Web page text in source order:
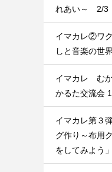
れあい～ 2/3
イマカレ②ワ
しと音楽の世
イマカレ む
かるた交流会
イマカレ第３
グ作り～布用
をしてみよう